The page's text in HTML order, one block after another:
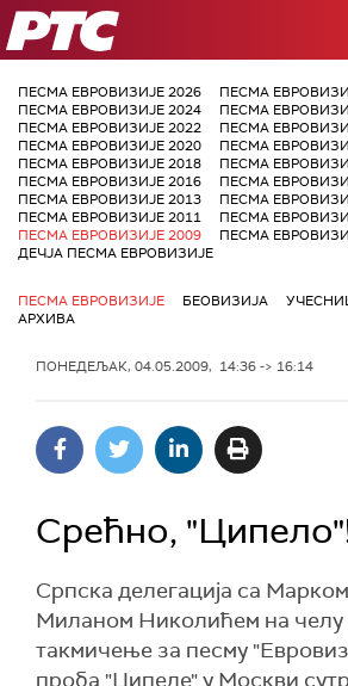
РТС
ПЕСМА ЕВРОВИЗИЈЕ 2026
ПЕСМА
ПЕСМА ЕВРОВИЗИЈЕ 2024
ПЕСМА
ПЕСМА ЕВРОВИЗИЈЕ 2022
ПЕСМА
ПЕСМА ЕВРОВИЗИЈЕ 2020
ПЕСМА
ПЕСМА ЕВРОВИЗИЈЕ 2018
ПЕСМА
ПЕСМА ЕВРОВИЗИЈЕ 2016
ПЕСМА
ПЕСМА ЕВРОВИЗИЈЕ 2013
ПЕСМА
ПЕСМА ЕВРОВИЗИЈЕ 2011
ПЕСМА
ПЕСМА ЕВРОВИЗИЈЕ 2009
ПЕСМА
ДЕЧЈА ПЕСМА ЕВРОВИЗИЈЕ
ПЕСМА ЕВРОВИЗИЈЕ БЕОВИЗИЈА
АРХИВА
ПОНЕДЕЉАК, 04.05.2009, 14:36 -> 16:14
Срећно,
Српска делегација са
Миланом Николићем на челу
такмичење за песму
проба "Ципеле" у Москви